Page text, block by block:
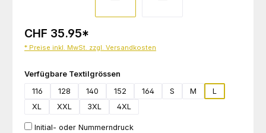
CHF 35.95*
* Preise inkl. MwSt. zzgl. Versandkosten
Verfügbare Textilgrössen
116
128 140 152 164 S M
L
XL
XXL 3XL 4XL
Initial- oder Nummerndruck